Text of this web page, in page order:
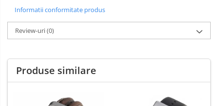
Informatii conformitate produs
Review-uri(0)
Produse similare